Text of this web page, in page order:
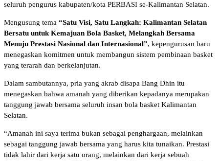
seluruh pengurus kabupaten/kota PERBASI se-Kalimantan Selatan.
Mengusung tema “Satu Visi, Satu Langkah: Kalimantan Selatan
Bersatu untuk Kemajuan Bola Basket, Melangkah Bersama
Menuju Prestasi Nasional dan Internasional”, kepengurusan baru
menegaskan komitmen untuk membangun sistem pembinaan basket
yang terarah dan berkelanjutan.
Dalam sambutannya, pria yang akrab disapa Bang Dhin itu
menegaskan bahwa amanah yang diberikan kepadanya merupakan
tanggung jawab bersama seluruh insan bola basket Kalimantan
Selatan.
“Amanah ini saya terima bukan sebagai penghargaan, melainkan
sebagai tanggung jawab bersama yang harus kita tunaikan. Prestasi
tidak lahir dari kerja satu orang, melainkan dari kerja sebuah